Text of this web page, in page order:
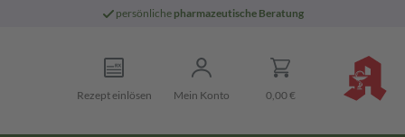
persönliche pharmazeutische Beratung
Rezept einlösen Mein Konto 0,00 €